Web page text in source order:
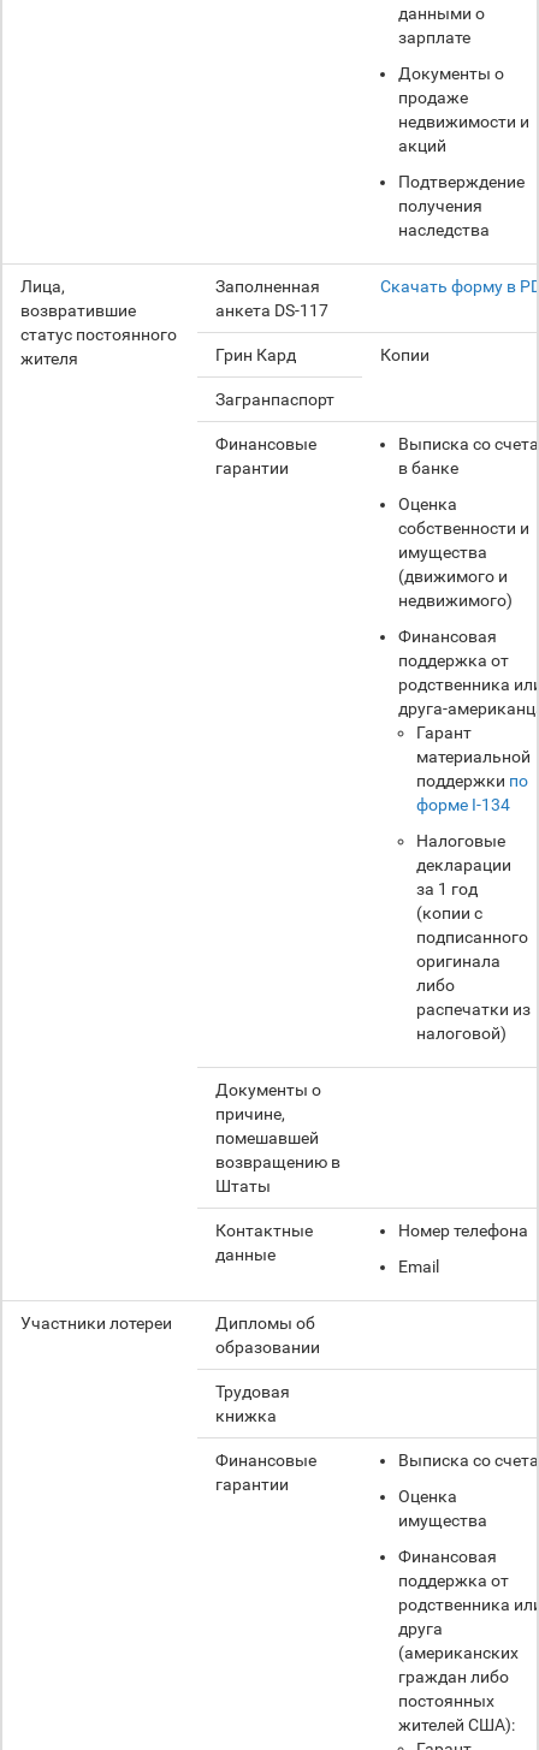
данными о
зарплате
Документы о
продаже
недвижимости и
акций
Подтверждение
получения
наследства
Лица,
возвратившие
статус постоянного
жителя
Заполненная
анкета DS-117
Скачать форму в
Грин Кард Копии
Загранпаспорт
Финансовые
гарантии
Выписка со счета
в банке
Оценка
собственности и
имущества
(движимого и
недвижимого)
Финансовая
поддержка от
родственника
друга-
Гарант
материальной
поддержки по
форме I-134
Налоговые
декларации
за 1 год
(копии с
подписанного
оригинала
либо
распечатки из
налоговой)
Документы о
причине,
помешавшей
возвращению в
Штаты
Контактные
данные
Номер телефона
Email
Участники лотереи
Дипломы об
образовании
Трудовая
книжка
Финансовые
гарантии
Выписка со счета
Оценка
имущества
Финансовая
поддержка от
родственника
друга
(американских
граждан либо
постоянных
жителей США):